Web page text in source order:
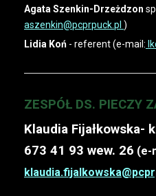
Agata Szenkin-Drzeżdzon
aszenkin@pcprpuck.pl )
Lidia Koń - referent (e-mail:
ZESPÓŁ DS. PIECZY
Klaudia Fijałkowska-
673 41 93 wew. 26 (e-